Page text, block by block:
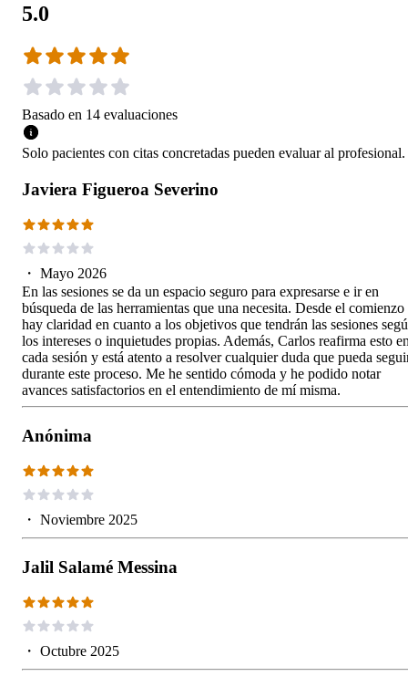
5.0
Basado en 14 evaluaciones
Solo pacientes con citas concretadas pueden evaluar al profesional.
Javiera Figueroa Severino
・ Mayo 2026
En las sesiones se da un espacio seguro para expresarse e ir en
búsqueda de las herramientas que una necesita. Desde el comienzo
hay claridad en cuanto a los objetivos que tendrán las sesiones
los intereses o inquietudes propias. Además, Carlos reafirma esto
cada sesión y está atento a resolver cualquier duda que pueda
durante este proceso. Me he sentido cómoda y he podido notar
avances satisfactorios en el entendimiento de mí misma.
Anónima
・ Noviembre 2025
Jalil Salamé Messina
・ Octubre 2025